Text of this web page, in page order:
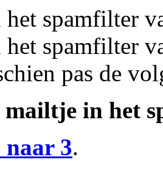
spamfilter
spamfilter
pas de
mailtje in het
naar 3.